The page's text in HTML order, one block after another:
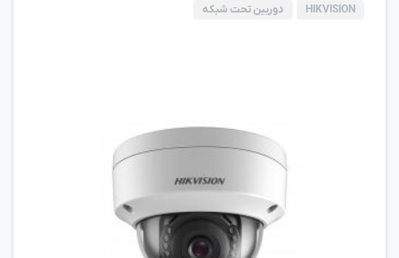
HIKVISION دوربین تحت شبکه